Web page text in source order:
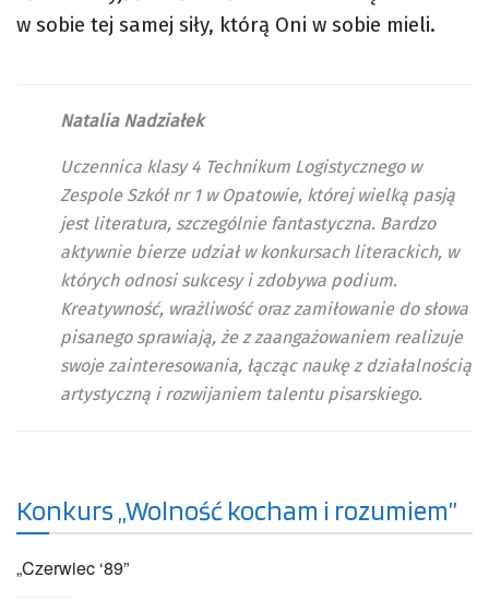
w sobie tej samej siły, którą Oni w sobie mieli.
Natalia Nadziałek
Uczennica klasy 4 Technikum Logistycznego w
Zespole Szkół nr 1 w Opatowie, której wielką pasją
jest literatura, szczególnie fantastyczna. Bardzo
aktywnie bierze udział w konkursach literackich, w
których odnosi sukcesy i zdobywa podium.
Kreatywność, wrażliwość oraz zamiłowanie do słowa
pisanego sprawiają, że z zaangażowaniem realizuje
swoje zainteresowania, łącząc naukę z działalnością
artystyczną i rozwijaniem talentu pisarskiego.
Konkurs „Wolność kocham i rozumiem”
„Czerwiec ‘89”